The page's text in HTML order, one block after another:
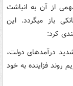
از آن به انباشت
باز می­گردد. این
کرد:
درآمدهای دولت،
فزاینده به خود